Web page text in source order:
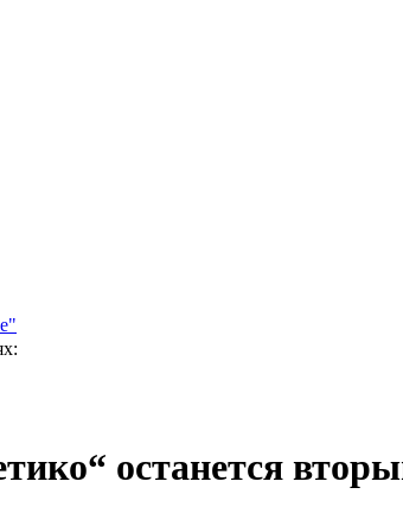
останется